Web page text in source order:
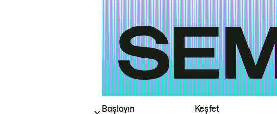
Başlayın Keşfet